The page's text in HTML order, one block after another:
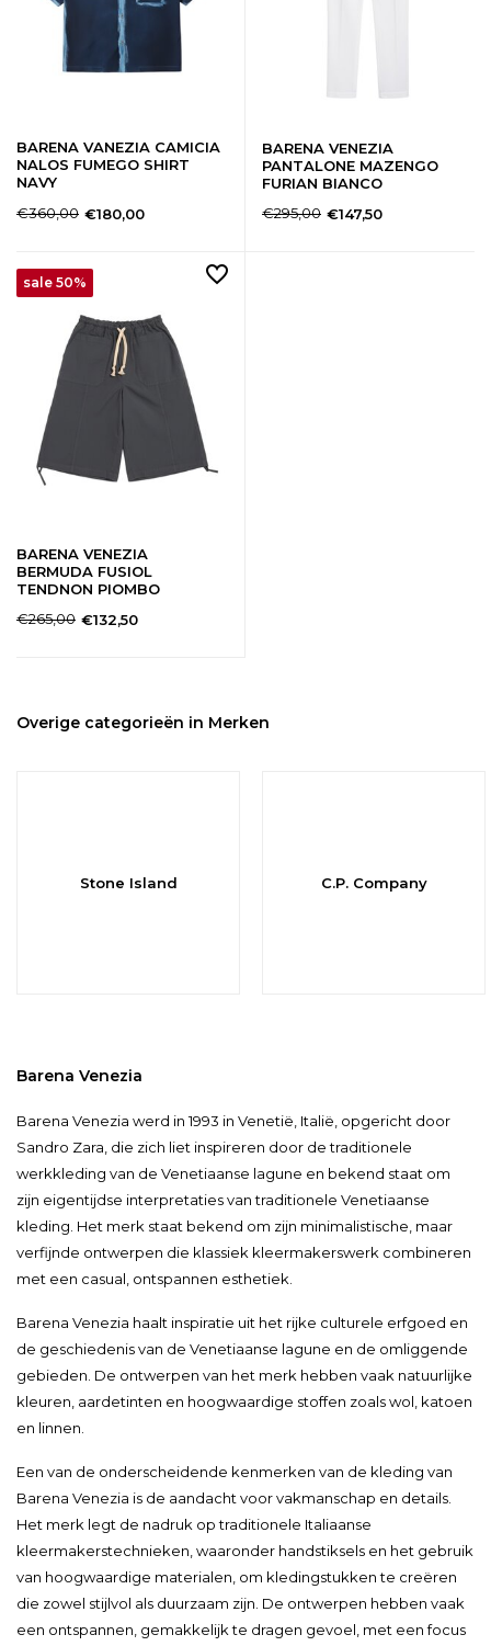
BARENA VANEZIA CAMICIA
NALOS FUMEGO SHIRT
NAVY
€360,00 €180,00
BARENA VENEZIA
PANTALONE MAZENGO
FURIAN BIANCO
€295,00 €147,50
sale 50%
BARENA VENEZIA
BERMUDA FUSIOL
TENDNON PIOMBO
€265,00 €132,50
Overige categorieën in Merken
Stone Island C.P. Company
Barena Venezia
Barena Venezia werd in 1993 in Venetië, Italië, opgericht door
Sandro Zara, die zich liet inspireren door de traditionele
werkkleding van de Venetiaanse lagune en bekend staat om
zijn eigentijdse interpretaties van traditionele Venetiaanse
kleding. Het merk staat bekend om zijn minimalistische, maar
verfijnde ontwerpen die klassiek kleermakerswerk combineren
met een casual, ontspannen esthetiek.
Barena Venezia haalt inspiratie uit het rijke culturele erfgoed en
de geschiedenis van de Venetiaanse lagune en de omliggende
gebieden. De ontwerpen van het merk hebben vaak natuurlijke
kleuren, aardetinten en hoogwaardige stoffen zoals wol, katoen
en linnen.
Een van de onderscheidende kenmerken van de kleding van
Barena Venezia is de aandacht voor vakmanschap en details.
Het merk legt de nadruk op traditionele Italiaanse
kleermakerstechnieken, waaronder handstiksels en het gebruik
van hoogwaardige materialen, om kledingstukken te creëren
die zowel stijlvol als duurzaam zijn. De ontwerpen hebben vaak
een ontspannen, gemakkelijk te dragen gevoel, met een focus